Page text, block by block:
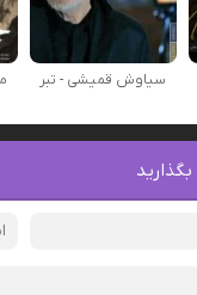
سیاوش قمیشی - تبر